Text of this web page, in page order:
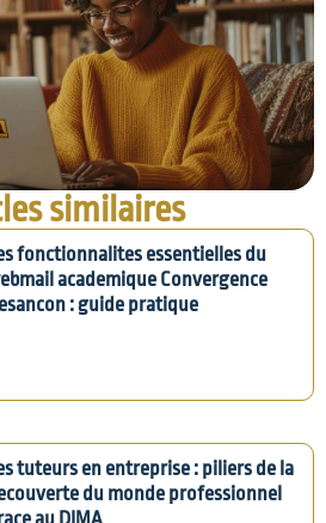
similaires
fonctionnalites essentielles du
academique Convergence
: guide pratique
tuteurs en entreprise : piliers de la
du monde professionnel